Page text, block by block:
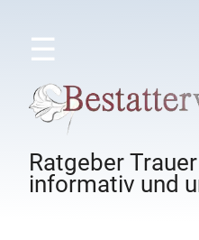
☰
Ratgeber
informativ und